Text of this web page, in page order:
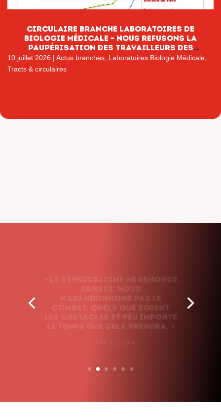
CIRCULAIRE BRANCHE LABORATOIRES DE
BIOLOGIE MÉDICALE – NOUS REFUSONS LA
PAUPÉRISATION DES TRAVAILLEURS DES
LABORATOIRES DE BIOLOGIE MÉDICALE
10 juillet 2026 | Actus branches Laboratoires Biologie Médicale
Tracts & circulaires
combat, quels que soient
les obstacles et peu importe
le temps que cela prendra. »